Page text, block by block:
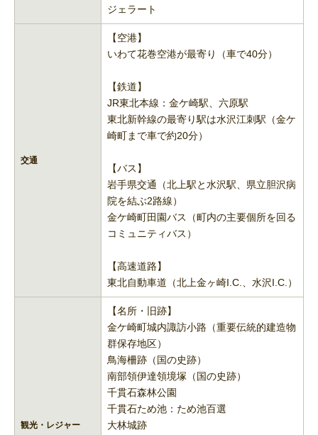
ジェラート
交通
【空港】
いわて花巻空港が最寄り（車で40分）
【鉄道】
JR東北本線：金ケ崎駅、六原駅
東北新幹線の最寄り駅は水沢江刺駅（金ケ
崎町まで車で約20分）
【バス】
岩手県交通（北上駅と水沢駅、県立胆沢病
院を結ぶ2路線）
金ケ崎町田園バス（町内の主要個所を回る
コミュニティバス）
【高速道路】
東北自動車道（北上金ヶ崎I.C.、水沢I.C.）
観光・レジャー
【名所・旧跡】
金ケ崎町城内諏訪小路（重要伝統的建造物
群保存地区）
鳥海柵跡（国の史跡）
南部領伊達領境塚（国の史跡）
千貫石森林公園
千貫石ため池：ため池百選
大林城跡